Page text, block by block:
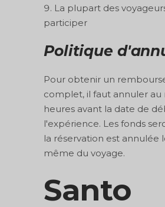
La plupart des
participer
Politique
Pour obtenir un
complet, il faut annuler au
heures avant la date de
l'expérience. Les fonds
la réservation est annulée
même du voyage.
Santo